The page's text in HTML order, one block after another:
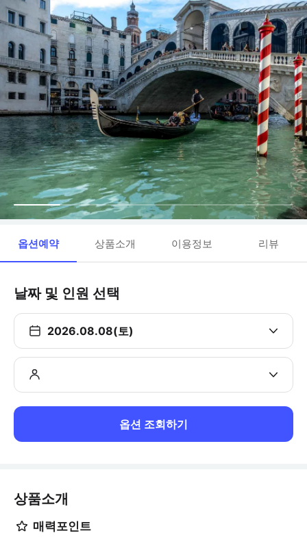
옵션예약 상품소개 이용정보 리뷰
날짜 및 인원 선택
2026.08.08(토)
옵션 조회하기
상품소개
매력포인트